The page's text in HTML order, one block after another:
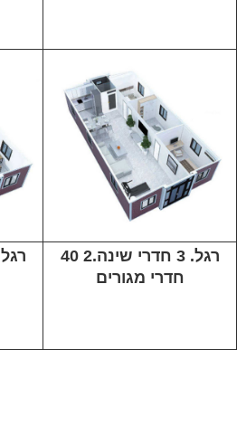
40 רגל. 3 חדרי שינה.2
חדרי מגורים